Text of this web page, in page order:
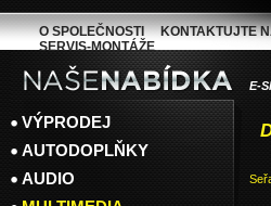
E-
VÝPRODEJ
AUTODOPLŇKY
AUDIO
O SPOLEČNOSTI
KONTAKTUJTE
SERVIS-MONTÁŽE